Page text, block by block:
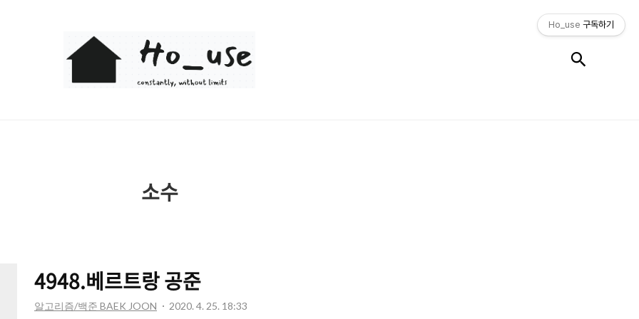
Ho_use
소수
4948.베르트랑 공준
알고리즘/백준 BAEK JOON 2020. 4. 25. 18:33
Ho_use 구독하기